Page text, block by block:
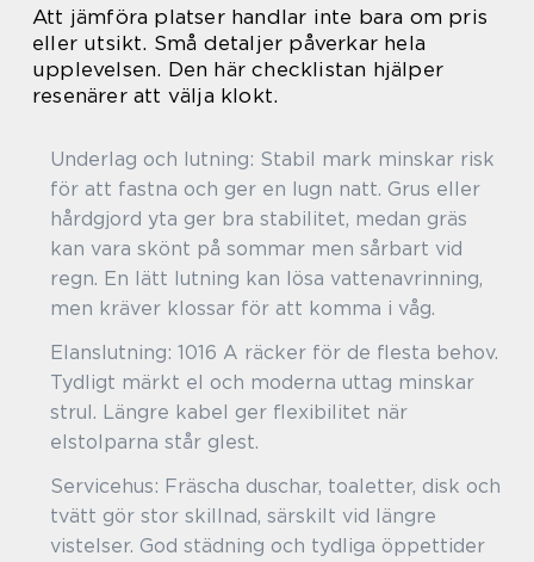
Att jämföra platser handlar inte bara om pris
eller utsikt. Små detaljer påverkar hela
upplevelsen. Den här checklistan hjälper
resenärer att välja klokt.
Underlag och lutning: Stabil mark minskar risk
för att fastna och ger en lugn natt. Grus eller
hårdgjord yta ger bra stabilitet, medan gräs
kan vara skönt på sommar men sårbart vid
regn. En lätt lutning kan lösa vattenavrinning,
men kräver klossar för att komma i våg.
Elanslutning: 1016 A räcker för de flesta behov.
Tydligt märkt el och moderna uttag minskar
strul. Längre kabel ger flexibilitet när
elstolparna står glest.
Servicehus: Fräscha duschar, toaletter, disk och
tvätt gör stor skillnad, särskilt vid längre
vistelser. God städning och tydliga öppettider